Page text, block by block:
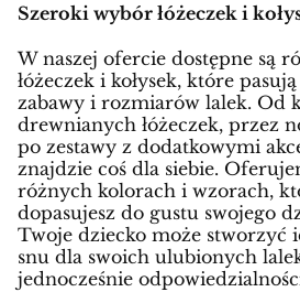
Szeroki wybór łóżeczek i
W naszej ofercie dostępne są
łóżeczek i kołysek, które
zabawy i rozmiarów lalek. Od
drewnianych łóżeczek, przez
po zestawy z dodatkowymi
znajdzie coś dla siebie.
różnych kolorach i wzorach,
dopasujesz do gustu swojego
Twoje dziecko może stworzyć
snu dla swoich ulubionych
jednocześnie